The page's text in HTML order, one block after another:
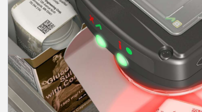
BARCODE & VISION
I/O REMOTO
CONNECTIVITY
SOLUZIONI PER IL
MONITORAGGIO
ILLUMINAZIONE
INDUSTRIALE
SEGNALAZIONE DELLO
STATO
MISURAZIONE E
ISPEZIONE
CONTROLLO QUALITÀ